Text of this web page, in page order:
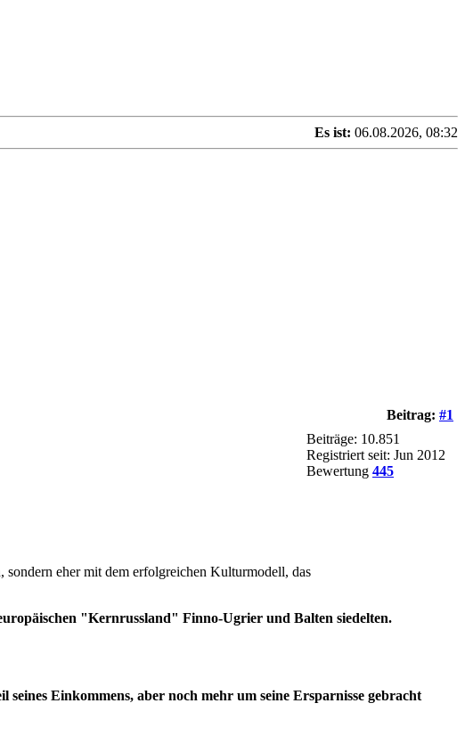
Es ist: 06.08.2026, 08:32
Beitrag: #1
Beiträge: 10.851
Registriert seit: Jun 2012
Bewertung 445
eher mit dem erfolgreichen Kulturmodell, das
"Kernrussland" Finno-Ugrier und Balten siedelten.
Einkommens, aber noch mehr um seine Ersparnisse gebracht